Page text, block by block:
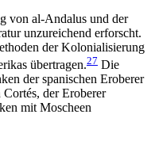
von al-Andalus und der
unzureichend erforscht.
der Kolonialisierung
übertragen.27 Die
der spanischen Eroberer
der Eroberer
mit Moscheen